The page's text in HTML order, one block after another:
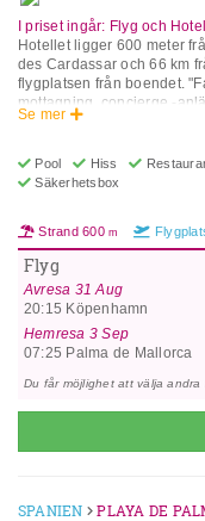
I priset ingår: Flyg och Hotell
Hotellet ligger 600 meter
des Cardassar och 66 km
flygplatsen från boendet.
mottagning, concierge -
flerspråkig personal,
hushållning, skrivbord,
Adress: Carrer de Les
Se mer
Pool Hiss
Säkerhetsbox
Strand600m
Flyg
Avresa 31 Aug
20:15 Köpenhamn
Hemresa 3 Sep
07:25 Palma de Mallorca
Du får möjlighet att välja
SPANIEN PLAYA DE